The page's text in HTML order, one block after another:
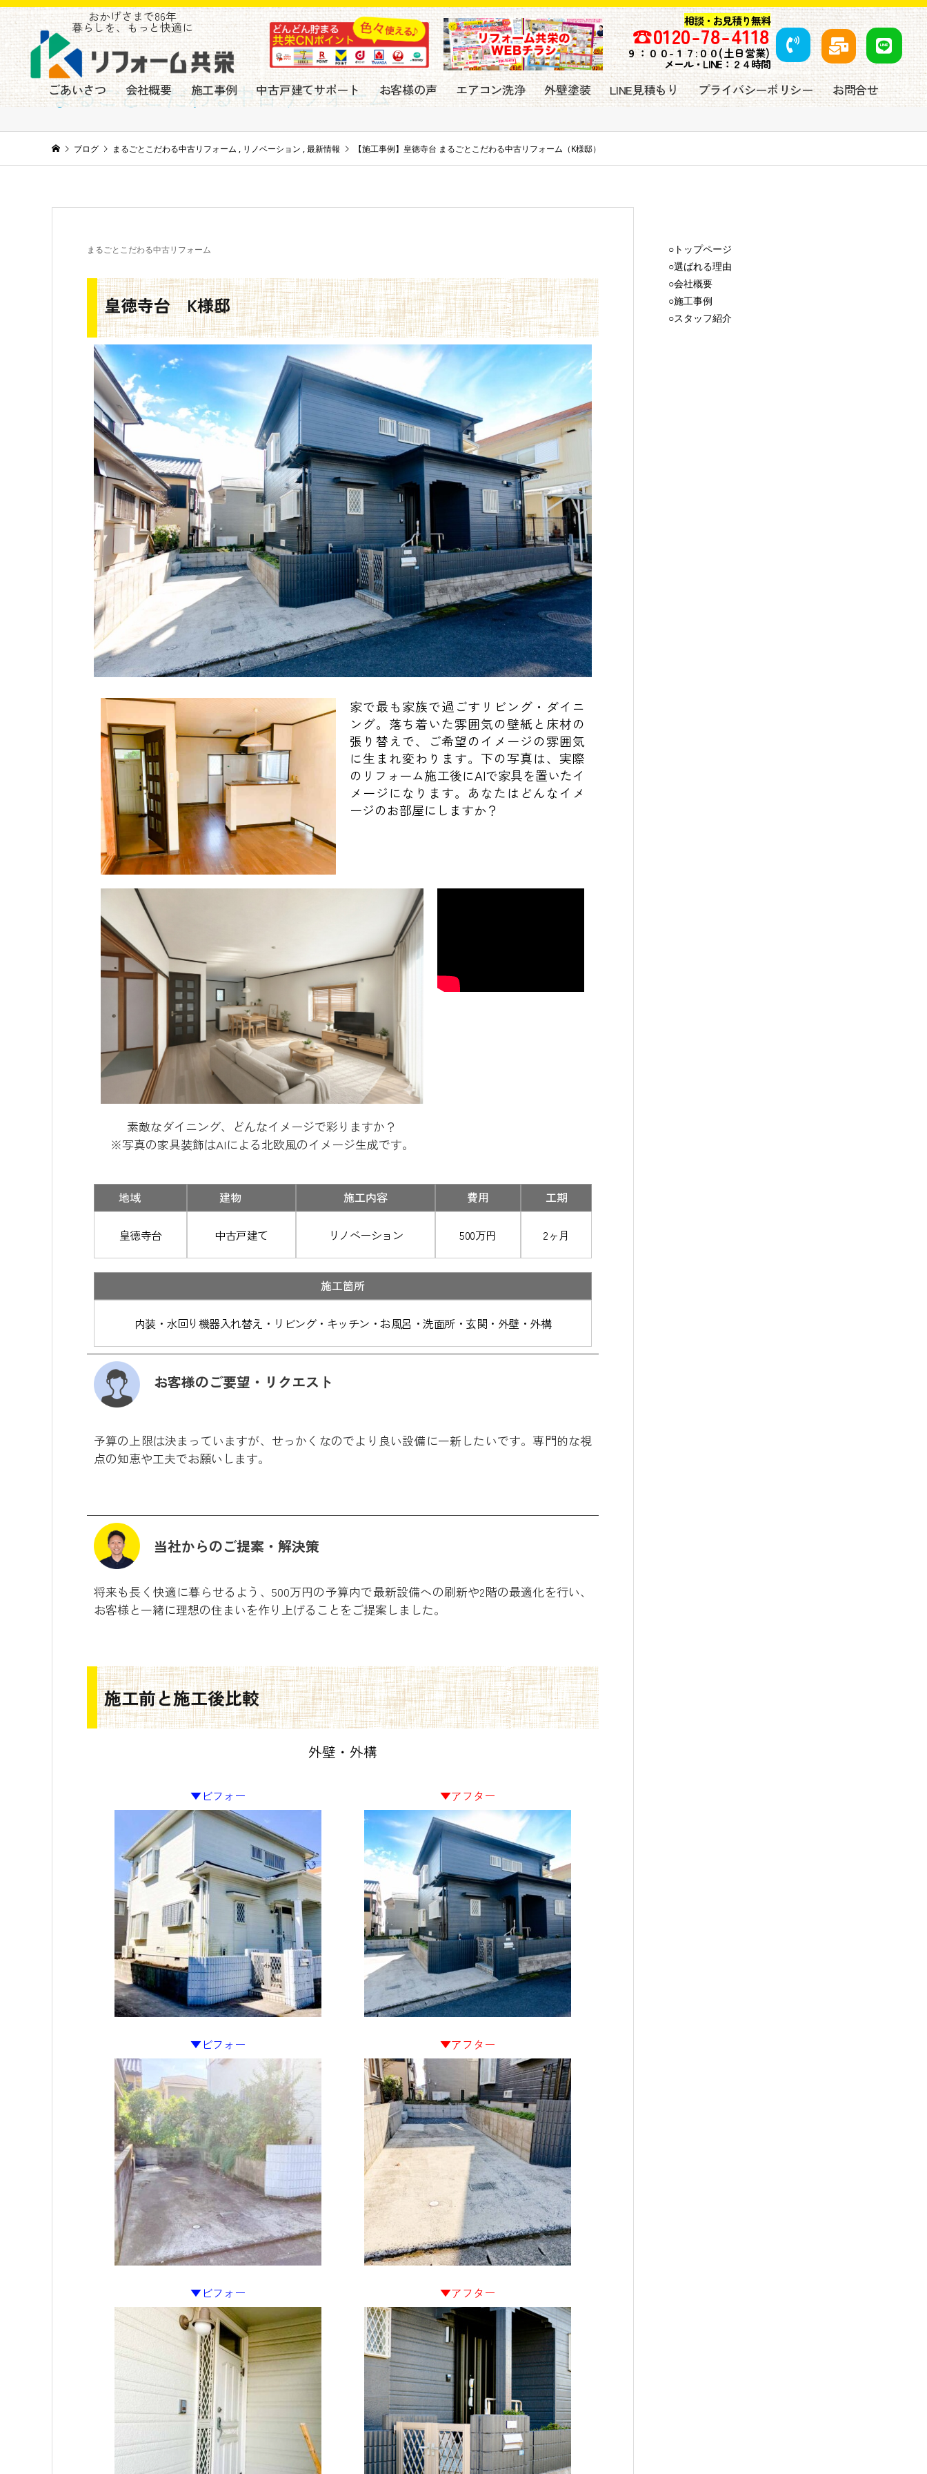
おかげさまで86年
暮らしを、もっと快適に 相談・お見積り無料
☎️0120-78-4118
９：００-１７:００(土日営業)
メール・LINE：２４時間
ごあいさつ 会社概要 施工事例 中古戸建てサポート お客様の声 エアコン洗浄 外壁塗装 LINE見積もり プライバシーポリシー お問合せ
まるごとこだわる中古リフォーム
ブログ まるごとこだわる中古リフォーム , リノベーション ,最新情報 【施工事例】皇徳寺台 まるごとこだわる中古リフォーム（K様邸）
まるごとこだわる中古リフォーム
皇徳寺台 K様邸
家で最も家族で過ごすリビング・ダイニ
ング。落ち着いた雰囲気の壁紙と床材の
張り替えで、ご希望のイメージの雰囲気
に生まれ変わります。下の写真は、実際
のリフォーム施工後にAIで家具を置いたイ
メージになります。あなたはどんなイメ
ージのお部屋にしますか？
素敵なダイニング、どんなイメージで彩りますか？
※写真の家具装飾はAIによる北欧風のイメージ生成です。
地域 建物 施工内容 費用 工期
皇徳寺台 中古戸建て リノベーション 500万円 2ヶ月
施工箇所
内装・水回り機器入れ替え・リビング・キッチン・お風呂・洗面所・玄関・外壁・外構
お客様のご要望・リクエスト
予算の上限は決まっていますが、せっかくなのでより良い設備に一新したいです。専門的な視
点の知恵や工夫でお願いします。
当社からのご提案・解決策
将来も長く快適に暮らせるよう、500万円の予算内で最新設備への刷新や2階の最適化を行い、
お客様と一緒に理想の住まいを作り上げることをご提案しました。
施工前と施工後比較
外壁・外構
▼ビフォー ▼アフター
▼ビフォー ▼アフター
▼ビフォー ▼アフター
○トップページ
○選ばれる理由
○会社概要
○施工事例
○スタッフ紹介